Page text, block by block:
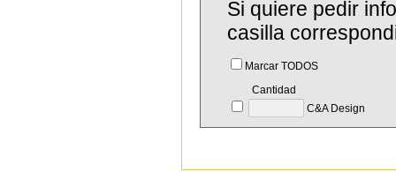
Si quiere pedir
casilla
Marcar TODOS
Cantidad
C&A Design